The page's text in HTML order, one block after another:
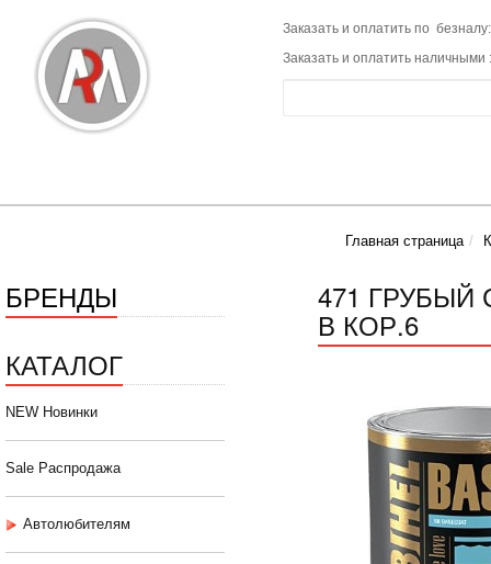
Заказать и оплатить по
Заказать и оплатить наличными
Главная страница
БРЕНДЫ
КАТАЛОГ
NEW Новинки
Sale Распродажа
Автолюбителям
471 ГРУБЫЙ
В КОР.6